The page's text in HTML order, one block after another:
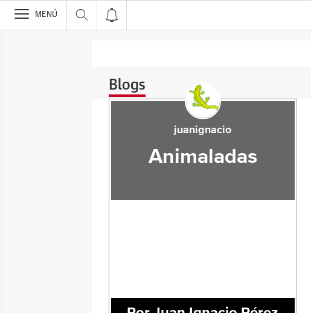
>
MENÚ
Blogs
juanignacio
Animaladas